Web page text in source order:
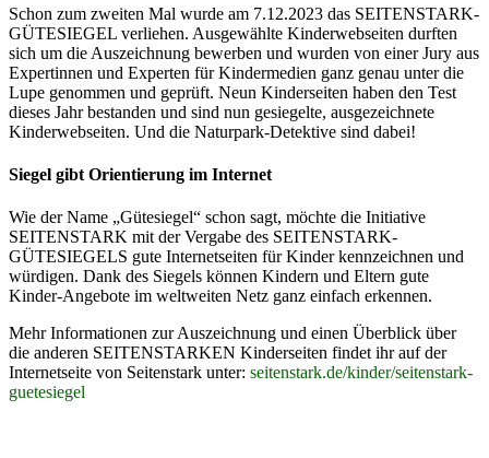
Schon zum zweiten Mal wurde am 7.12.2023 das SEITENSTARK-
GÜTESIEGEL verliehen. Ausgewählte Kinderwebseiten durften
sich um die Auszeichnung bewerben und wurden von einer Jury aus
Expertinnen und Experten für Kindermedien ganz genau unter die
Lupe genommen und geprüft. Neun Kinderseiten haben den Test
dieses Jahr bestanden und sind nun gesiegelte, ausgezeichnete
Kinderwebseiten. Und die Naturpark-Detektive sind dabei!
Siegel gibt Orientierung im Internet
Wie der Name „Gütesiegel“ schon sagt, möchte die Initiative
SEITENSTARK mit der Vergabe des SEITENSTARK-
GÜTESIEGELS gute Internetseiten für Kinder kennzeichnen und
würdigen. Dank des Siegels können Kindern und Eltern gute
Kinder-Angebote im weltweiten Netz ganz einfach erkennen.
Mehr Informationen zur Auszeichnung und einen Überblick über
die anderen SEITENSTARKEN Kinderseiten findet ihr auf der
Internetseite von Seitenstark unter: seitenstark.de/kinder/seitenstark-
guetesiegel